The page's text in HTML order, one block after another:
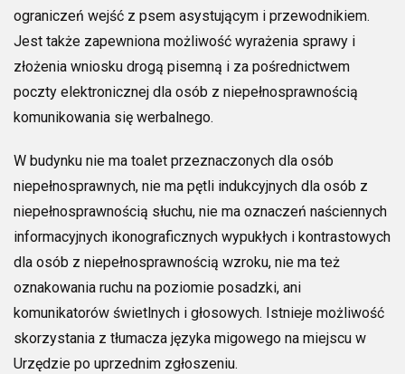
ograniczeń wejść z psem asystującym i przewodnikiem.
Jest także zapewniona możliwość wyrażenia sprawy i
złożenia wniosku drogą pisemną i za pośrednictwem
poczty elektronicznej dla osób z niepełnosprawnością
komunikowania się werbalnego.
W budynku nie ma toalet przeznaczonych dla osób
niepełnosprawnych, nie ma pętli indukcyjnych dla osób z
niepełnosprawnością słuchu, nie ma oznaczeń naściennych
informacyjnych ikonograficznych wypukłych i kontrastowych
dla osób z niepełnosprawnością wzroku, nie ma też
oznakowania ruchu na poziomie posadzki, ani
komunikatorów świetlnych i głosowych. Istnieje możliwość
skorzystania z tłumacza języka migowego na miejscu w
Urzędzie po uprzednim zgłoszeniu.